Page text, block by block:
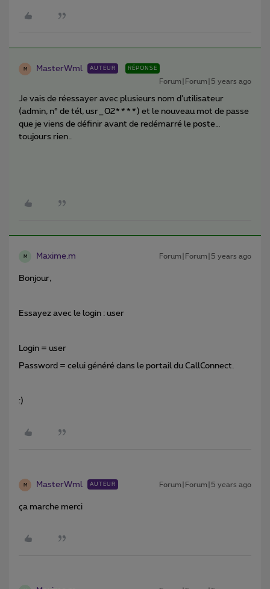
M MasterWml AUTEUR RÉPONSE
Forum|Forum|5 years ago
Je vais de réessayer avec plusieurs nom d’utilisateur
(admin, n° de tél, usr_02****) et le nouveau mot de passe
que je viens de définir avant de redémarré le poste…
toujours rien..
M Maxime.m Forum|Forum|5 years ago
Bonjour,
Essayez avec le login : user
Login = user
Password = celui généré dans le portail du CallConnect.
:)
M MasterWml AUTEUR Forum|Forum|5 years ago
ça marche merci